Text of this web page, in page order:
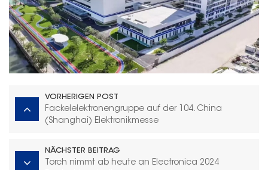
VORHERIGEN POST
Fackelelektronengruppe auf der 104. China
(Shanghai) Elektronikmesse
NÄCHSTER BEITRAG
Torch nimmt ab heute an Electronica 2024